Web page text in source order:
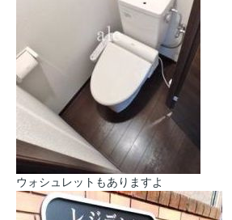
ウォシュレットもありますよ